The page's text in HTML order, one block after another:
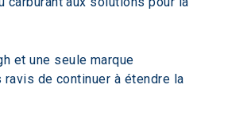
et une seule marque
de continuer à étendre la